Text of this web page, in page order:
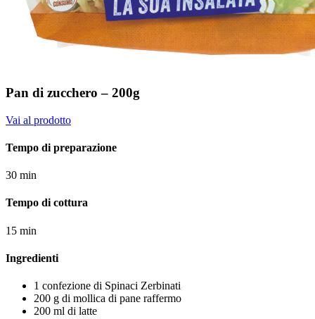
Pan di zucchero – 200g
Vai al prodotto
Tempo di preparazione
30 min
Tempo di cottura
15 min
Ingredienti
1 confezione di Spinaci Zerbinati
200 g di mollica di pane raffermo
200 ml di latte